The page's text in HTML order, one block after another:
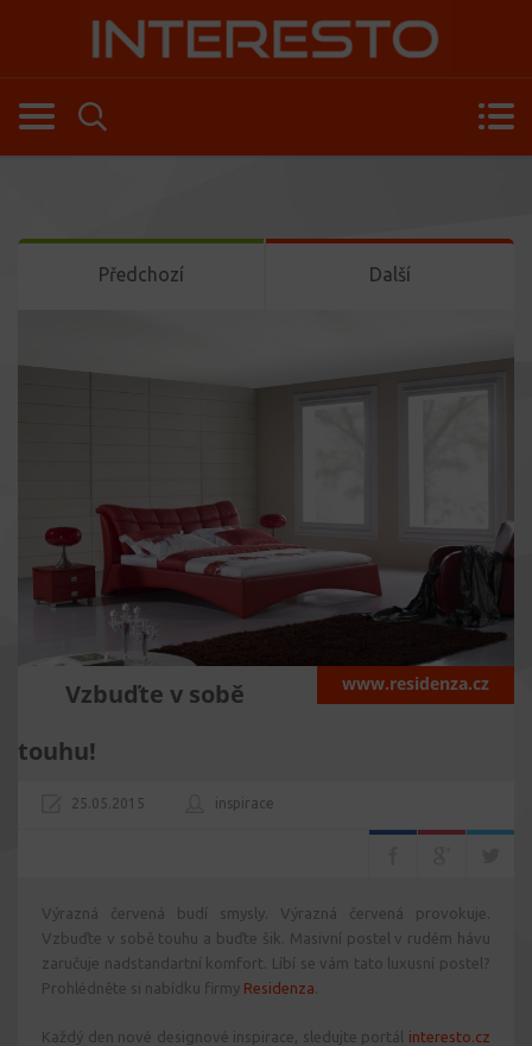
Předchozí Další
www.residenza.cz
Vzbuďte v sobě
touhu!
25.05.2015 inspirace
Výrazná červená budí smysly. Výrazná červená provokuje.
Vzbuďte v sobě touhu a buďte šik. Masivní postel v rudém hávu
zaručuje nadstandartní komfort. Líbí se vám tato luxusní postel?
Prohlédněte si nabídku firmy Residenza
Každý den nové designové inspirace, sledujte portál interesto.cz